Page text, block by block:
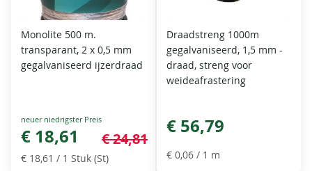
Monolite 500 m.
transparant, 2 x 0,5 mm
gegalvaniseerd ijzerdraad
Special
Price
€ 18,61 € 24,81
€ 18,61 / 1 Stuk (St)
Draadstreng 1000m
gegalvaniseerd, 1,5 mm -
draad, streng voor
weideafrastering
€ 56,79
€ 0,06 / 1 m